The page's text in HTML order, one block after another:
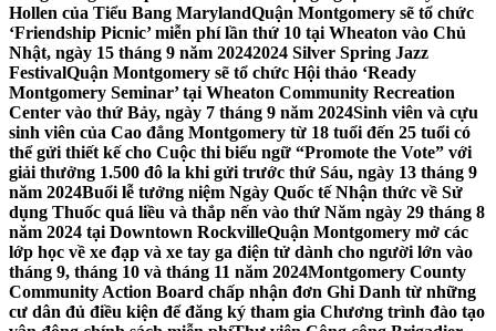
Hollen của Tiểu Bang MarylandQuận Montgomery sẽ tổ chức
‘Friendship Picnic’ miễn phí lần thứ 10 tại Wheaton vào Chủ
Nhật, ngày 15 tháng 9 năm 20242024 Silver Spring Jazz
FestivalQuận Montgomery sẽ tổ chức Hội thảo ‘Ready
Montgomery Seminar’ tại Wheaton Community Recreation
Center vào thứ Bảy, ngày 7 tháng 9 năm 2024Sinh viên và cựu
sinh viên của Cao đẳng Montgomery từ 18 tuổi đến 25 tuổi có
thể gửi thiết kế cho Cuộc thi biểu ngữ “Promote the Vote” với
giải thưởng 1.500 đô la khi gửi trước thứ Sáu, ngày 13 tháng 9
năm 2024Buổi lễ tưởng niệm Ngày Quốc tế Nhận thức về Sử
dụng Thuốc quá liều và thắp nến vào thứ Năm ngày 29 tháng 8
năm 2024 tại Downtown RockvilleQuận Montgomery mở các
lớp học về xe đạp và xe tay ga điện tử dành cho người lớn vào
tháng 9, tháng 10 và tháng 11 năm 2024Montgomery County
Community Action Board chấp nhận đơn Ghi Danh từ những
cư dân đủ điều kiện để đăng ký tham gia Chương trình đào tạo